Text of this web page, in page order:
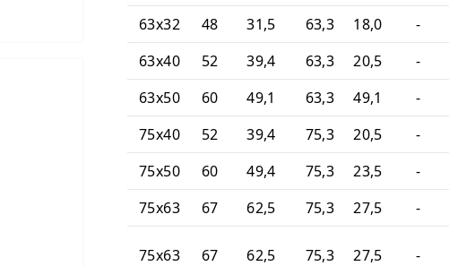
63x32
48 31,5 63,3 18,0 -
63x40
52 39,4 63,3 20,5 -
63x50
60 49,1 63,3 49,1 -
75x40
52 39,4 75,3 20,5 -
75x50
60 49,4 75,3 23,5 -
75x63
67 62,5 75,3 27,5 -
75x63 67 62,5 75,3 27,5 -